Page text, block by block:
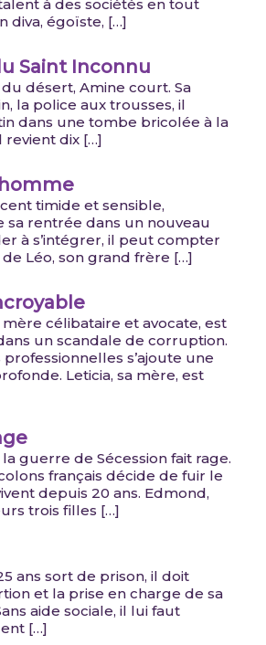
à des sociétés en tout
diva, égoïste, […]
Saint Inconnu
désert, Amine court. Sa
la police aux trousses, il
dans une tombe bricolée à la
revient dix […]
timide et sensible,
sa rentrée dans un nouveau
à s’intégrer, il peut compter
Léo, son grand frère […]
mère célibataire et avocate, est
un scandale de corruption.
s’ajoute une
Leticia, sa mère, est
la guerre de Sécession fait rage.
français décide de fuir le
depuis 20 ans. Edmond,
trois filles […]
ans sort de prison, il doit
et la prise en charge de sa
aide sociale, il lui faut
[…]